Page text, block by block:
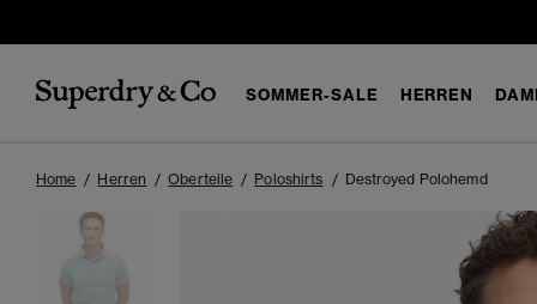
SOMMER-SALE HERREN
Home Herren Oberteile Poloshirts Destroyed Polohemd